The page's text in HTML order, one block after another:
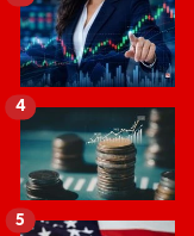
4
5